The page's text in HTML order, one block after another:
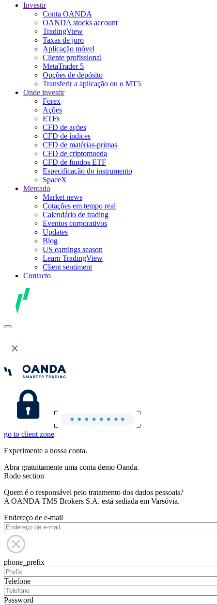
Investir
Conta OANDA
OANDA stocks account
TradingView
Taxas de juro
Aplicação móvel
Cliente profissional
MetaTrader 5
Opções de depósito
Transferir a aplicação ou o MT5
Onde investir
Forex
Ações
ETFs
CFD de ações
CFD de índices
CFD de matérias-primas
CFD de criptomoeda
CFD de fundos ETF
Especificação do instrumento
SpaceX
Mercado
Market news
Cotações em tempo real
Calendário de trading
Eventos corporativos
Updates
Blog
US earnings season
Learn TradingView
Client sentiment
Contacto
go to client zone
Experimente a nossa conta.
Abra gratuitamente uma conta demo Oanda.
Rodo section
Quem é o responsável pelo tratamento dos dados pessoais?
A OANDA TMS Brokers S.A. está sediada em Varsóvia.
Endereço de e-mail
phone_prefix
Telefone
Password